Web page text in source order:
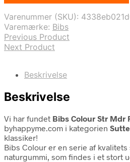
Varenummer (SKU):
Varemærke: Bibs
Previous Product
Next Product
Beskrivelse
Beskrivelse
Vi har fundet Bibs Colour Str Mdr
byhappyme.com i kategorien
klassiker!
Bibs Colour er en serie af kvalitets
naturgummi, som findes i et stort